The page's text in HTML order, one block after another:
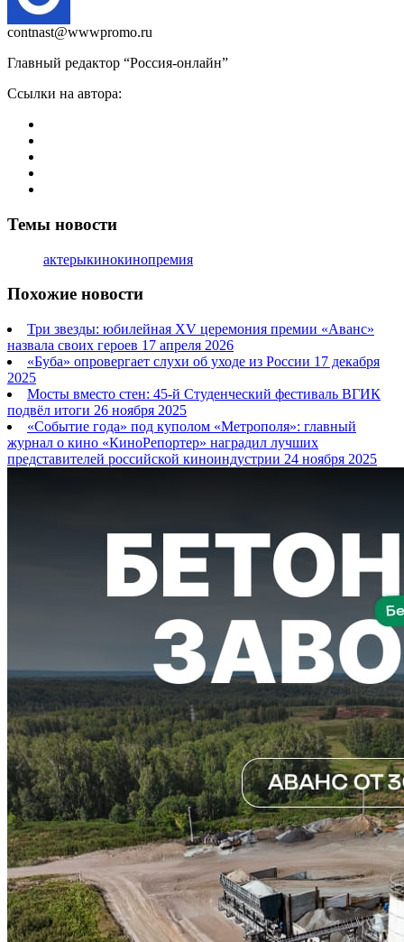
contnast@wwwpromo.ru
Главный редактор “Россия-онлайн”
Ссылки на автора:
Темы новости
актерыкинокинопремия
Похожие новости
Три звезды: юбилейная XV церемония премии «Аванс»
назвала своих героев 17 апреля 2026
«Буба» опровергает слухи об уходе из России 17 декабря
2025
Мосты вместо стен: 45-й Студенческий фестиваль ВГИК
подвёл итоги 26 ноября 2025
«Событие года» под куполом «Метрополя»: главный
журнал о кино «КиноРепортер» наградил лучших
представителей российской киноиндустрии 24 ноября 2025